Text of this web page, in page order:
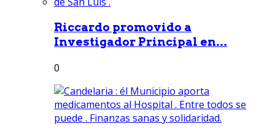
Riccardo promovido a
Investigador Principal en...
0